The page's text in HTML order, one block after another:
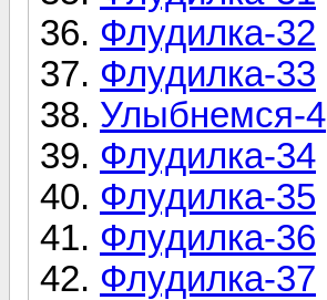
Флудилка-32
Флудилка-33
Улыбнемся-4
Флудилка-34
Флудилка-35
Флудилка-36
Флудилка-37